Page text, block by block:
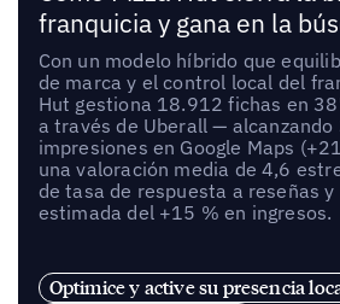
franquicia y gana en la
Con un modelo híbrido que
de marca y el control local del
Hut gestiona 18.912 fichas en
a través de Uberall — alcanzando
impresiones en Google Maps
una valoración media de 4,6
de tasa de respuesta a reseñas y
estimada del +15 % en ingresos.
Optimice y active su presencia